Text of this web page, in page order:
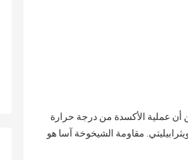
أن عملية الأكسدة من درجة حرارة
مقاومة الشيخوخة آسا هو